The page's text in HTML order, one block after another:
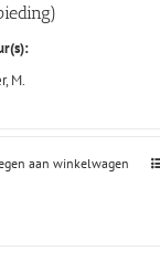
M.
aan winkelwagen